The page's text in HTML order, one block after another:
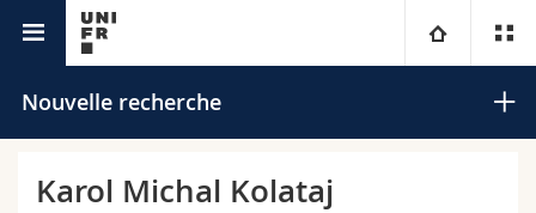
Université
Nouvelle recherche
Karol Michal Kolataj